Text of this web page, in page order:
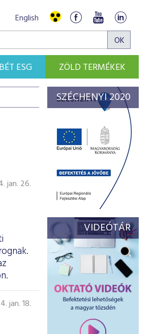
English
BÉT ESG ZÖLD TERMÉKEK
jan. 26.
jan. 18.
SZÉCHENYI 2020
VIDEÓTÁR